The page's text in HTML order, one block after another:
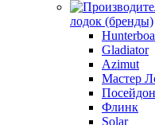
лодок (бренды)
Gladiator
Azimut
Мастер
Посейдон
Флинк
Solar